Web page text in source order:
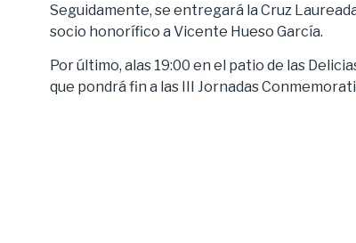
Seguidamente, se entregará la Cruz
socio honorífico a Vicente Hueso García.
Por último, alas 19:00 en el patio de las
que pondrá fin a las III Jornadas